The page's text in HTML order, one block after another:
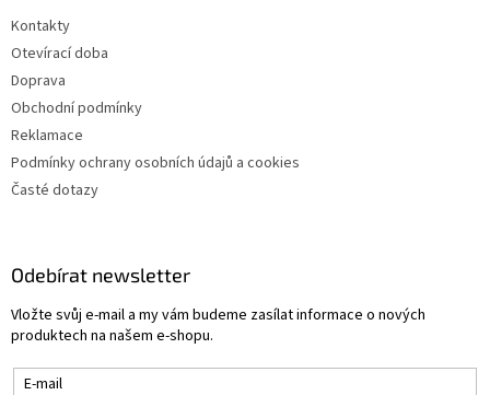
Kontakty
Otevírací doba
Doprava
Obchodní podmínky
Reklamace
Podmínky ochrany osobních údajů a cookies
Časté dotazy
Odebírat newsletter
Vložte svůj e-mail a my vám budeme zasílat informace o nových
produktech na našem e-shopu.
E-mail